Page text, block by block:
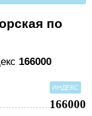
по
166000
ИНДЕКС
166000